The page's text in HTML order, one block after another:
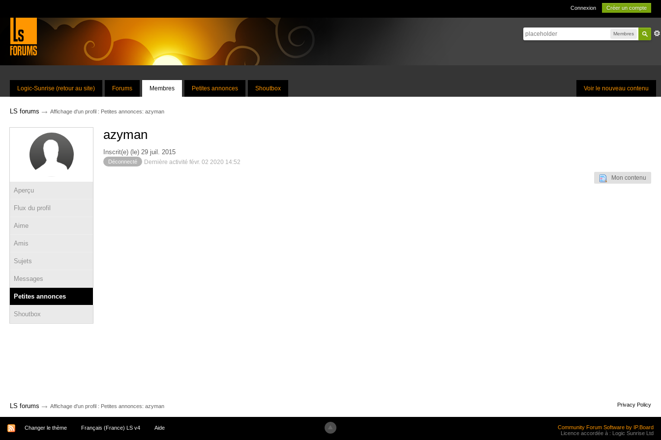
Connexion Créer un compte
Membres
Voir le nouveau contenu
Logic-Sunrise (retour au site) Forums Membres Petites annonces Shoutbox
LS forums → Affichage d'un profil : Petites annonces: azyman
Aperçu
Flux du profil
Aime
Amis
Sujets
Messages
Petites annonces
Shoutbox
azyman
Inscrit(e) (le) 29 juil. 2015
Déconnecté Dernière activité févr. 02 2020 14:52
Mon contenu
LS forums → Affichage d'un profil : Petites annonces: azyman Privacy Policy
Changer le thème Français (France) LS v4 Aide
Community Forum Software by IP.Board
Licence accordée à : Logic Sunrise Ltd